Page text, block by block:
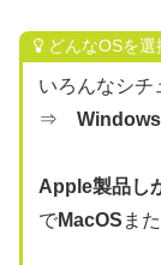
どんなOSを
いろんなシチ
⇒
Apple製品し
でMacOS ま